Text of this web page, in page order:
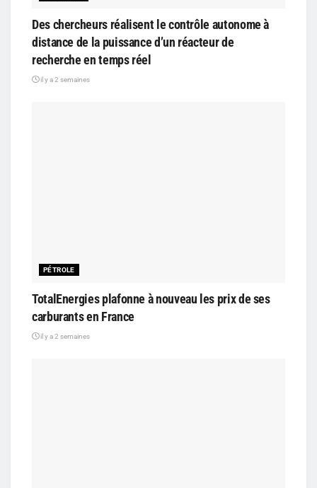
Des chercheurs réalisent le contrôle autonome à
distance de la puissance d’un réacteur de
recherche en temps réel
il y a 2 semaines
PÉTROLE
TotalEnergies plafonne à nouveau les prix de ses
carburants en France
il y a 2 semaines